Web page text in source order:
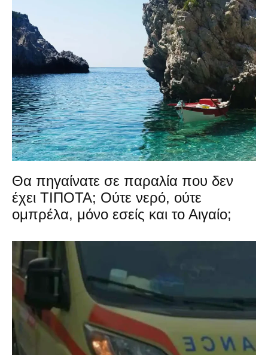
Θα πηγαίνατε σε παραλία που δεν
έχει ΤΙΠΟΤΑ; Ούτε νερό, ούτε
ομπρέλα, μόνο εσείς και το Αιγαίο;